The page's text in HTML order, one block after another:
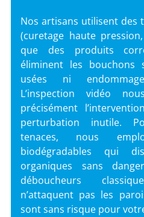
Nos artisans utilisent des
(curetage haute
que des produits
éliminent les bouchons
usées ni
L’inspection vidéo
précisément
perturbation inutile.
tenaces, nous
biodégradables qui
organiques sans
déboucheurs
n’attaquent pas les
sont sans risque pour